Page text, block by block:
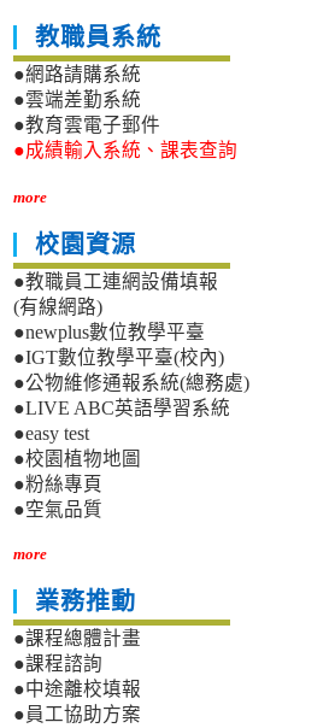
教職員系統
●網路請購系統
●雲端差勤系統
●教育雲電子郵件
●成績輸入系統、課表查詢
more
校園資源
●教職員工連網設備填報
(有線網路)
●newplus數位教學平臺
●IGT數位教學平臺(校內)
●公物維修通報系統(總務處)
●LIVE ABC英語學習系統
●easy test
●校園植物地圖
●粉絲專頁
●空氣品質
more
業務推動
●課程總體計畫
●課程諮詢
●中途離校填報
●員工協助方案